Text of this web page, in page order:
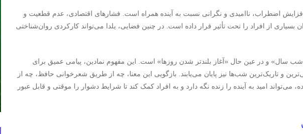
اضطراب، ناامیدی و نگرانی نسبت به آینده همراه است. فشارهای اقتصادی، عدم قطعیت و
بسیاری از افراد را تحت تأثیر قرار داده است. در چنین فضایی، یلدا می‌تواند کارکردی روان‌شناختی
شب سال» و در عین حال «آغاز بلندتر شدن روزها» است. این مفهوم نمادین، پیامی عمیق برای
و تاریک‌ترین شب‌ها نیز پایان می‌یابند. بازگویی این معنا، چه از طریق شعرخوانی حافظ، چه از
می‌تواند امید به آینده را زنده نگه دارد و به افراد کمک کند تا شرایط دشوار را موقتی و قابل عبور